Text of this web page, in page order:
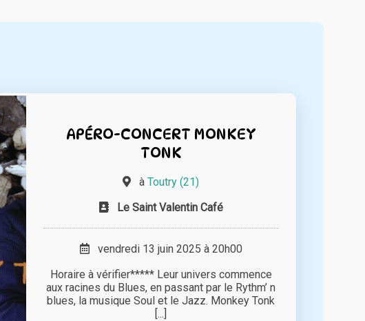
APÉRO-CONCERT MONKEY
TONK
àToutry (21)
Le Saint Valentin Café
vendredi 13 juin 2025 à 20h00
Horaire à vérifier***** Leur univers commence
aux racines du Blues, en passant par le Rythm’ n
blues, la musique Soul et le Jazz. Monkey Tonk
[...]